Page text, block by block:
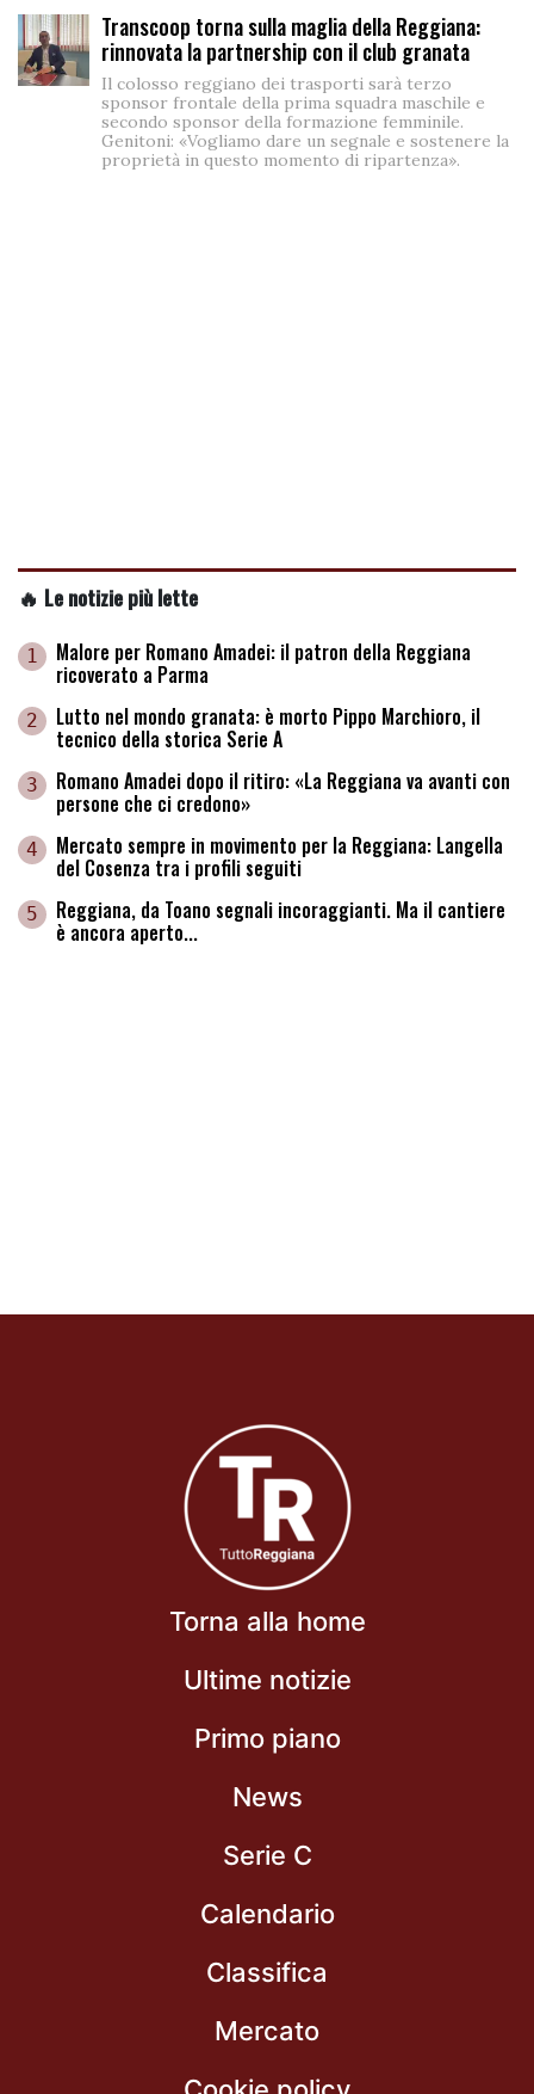
Transcoop torna sulla maglia della Reggiana:
rinnovata la partnership con il club granata
Il colosso reggiano dei trasporti sarà terzo
sponsor frontale della prima squadra maschile e
secondo sponsor della formazione femminile.
Genitoni: «Vogliamo dare un segnale e sostenere la
proprietà in questo momento di ripartenza».
🔥 Le notizie più lette
1 Malore per Romano Amadei: il patron della Reggiana
ricoverato a Parma
2 Lutto nel mondo granata: è morto Pippo Marchioro, il
tecnico della storica Serie A
3 Romano Amadei dopo il ritiro: «La Reggiana va avanti con
persone che ci credono»
4 Mercato sempre in movimento per la Reggiana: Langella
del Cosenza tra i profili seguiti
5 Reggiana, da Toano segnali incoraggianti. Ma il cantiere
è ancora aperto...
Torna alla home
Ultime notizie
Primo piano
News
Serie C
Calendario
Classifica
Mercato